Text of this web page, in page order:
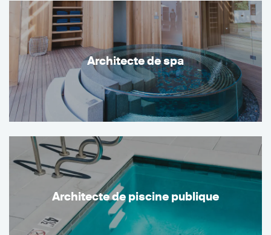
Architecte de spa
Architecte de piscine publique